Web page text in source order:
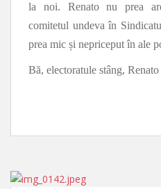
la noi. Renato nu prea
comitetul undeva în
prea mic și nepriceput în ale
Bă, electoratule stâng,